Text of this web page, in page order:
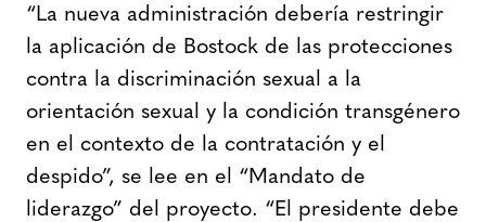
“La nueva administración debería restringir
la aplicación de Bostock de las protecciones
contra la discriminación sexual a la
orientación sexual y la condición transgénero
en el contexto de la contratación y el
despido”, se lee en el “Mandato de
liderazgo” del proyecto. “El presidente debe